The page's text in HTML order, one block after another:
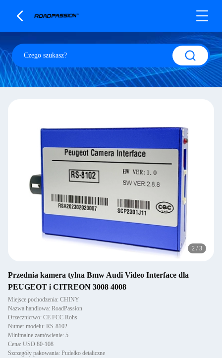
2 / 3
Przednia kamera tylna Bmw Audi Video Interface dla
PEUGEOT i CITREON 3008 4008
Miejsce pochodzenia: CHINY
Nazwa handlowa: RoadPassion
Orzecznictwo: CE FCC Rohs
Numer modelu: RS-8102
Minimalne zamówienie: 5
Cena: USD 80-108
Szczegóły pakowania: Pudełko detaliczne